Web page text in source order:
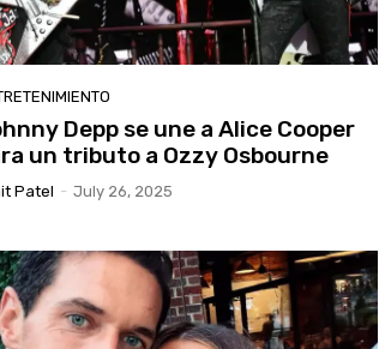
Depp se une a Alice Cooper
un tributo a Ozzy Osbourne
Patel - July 26, 2025